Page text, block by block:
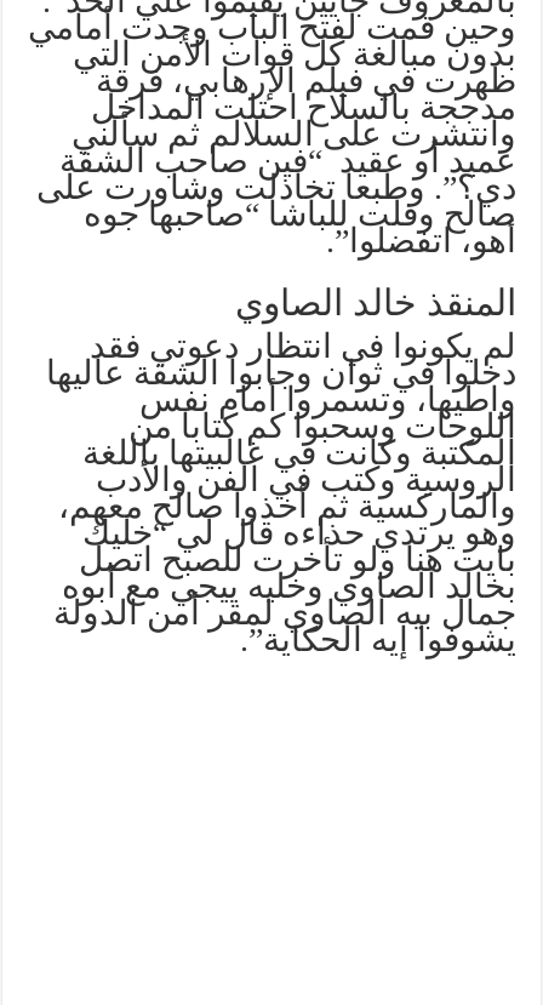
وحين قمت لفتح الباب وجدت أمامي
بدون مبالغة كل قوات الأمن التي
ظهرت في فيلم الإرهابي، فرقة
مدججة بالسلاح احتلت المداخل
وانتشرت على السلالم ثم سألني
عميد أو عقيد “فين صاحب الشقة
دي؟”. وطبعا تخاذلت وشاورت على
صالح وقلت للباشا “صاحبها جوه
أهو، اتفضلوا”.
المنقذ خالد الصاوي
لم يكونوا في انتظار دعوتي فقد
دخلوا في ثوان وجابوا الشقة عاليها
واطيها، وتسمروا أمام نفس
اللوحات وسحبوا كم كتابا من
المكتبة وكانت في غالبيتها باللغة
الروسية وكتب في الفن والأدب
والماركسية ثم أخذوا صالح معهم،
وهو يرتدي حذاءه قال لي “خليك
بايت هنا ولو تأخرت للصبح اتصل
بخالد الصاوي وخليه ييجي مع أبوه
جمال بيه الصاوي لمقر أمن الدولة
يشوفوا إيه الحكاية”.